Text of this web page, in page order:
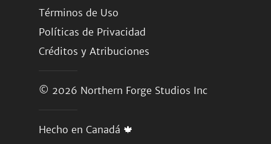
Términos de Uso
Políticas de Privacidad
Créditos y Atribuciones
© 2026 Northern Forge Studios Inc
Hecho en Canadá 🍁